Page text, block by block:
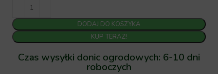
DODAJ DO KOSZYKA
KUP TERAZ!
Czas wysyłki donic ogrodowych: 6-10 dni
roboczych